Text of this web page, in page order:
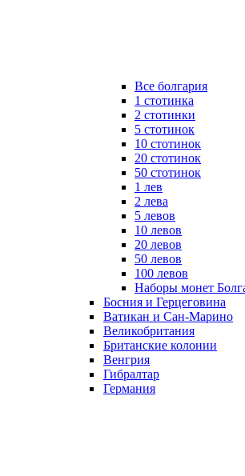
Все болгария
1 стотинка
2 стотинки
5 стотинок
10 стотинок
20 стотинок
50 стотинок
1 лев
2 лева
5 левов
10 левов
20 левов
50 левов
100 левов
Наборы монет
Босния и Герцеговина
Ватикан и Сан-Марино
Великобритания
Британские колонии
Венгрия
Гибралтар
Германия